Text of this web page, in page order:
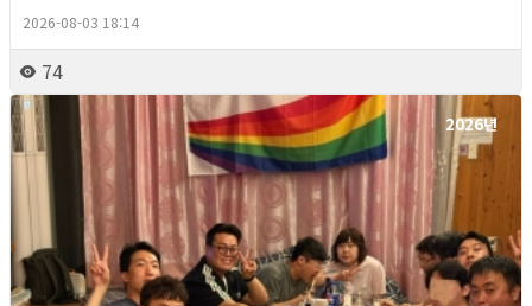
2026-08-03 18:14
74
2026년